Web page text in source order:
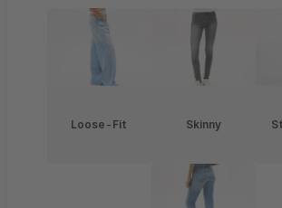
Loose-Fit Skinny